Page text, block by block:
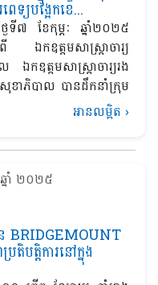
េទ្យបង្អែកខេ...
ទី៧ ខែកុម្ភៈ ឆ្នាំ២០២៥
កឧត្តមសាស្រ្តាចារ្យ
កឧត្តមសាស្ត្រាចារ្យរង
ខាភិបាល បានដឹកនាំក្រុម
អានលម្អិត ›
នាំ ២០២៥
BRIDGEMOUNT
បត្តិការនៅក្នុង